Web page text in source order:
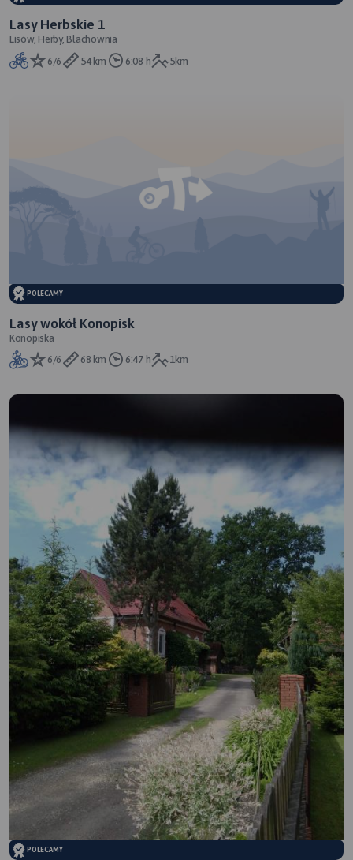
Lasy Herbskie 1
Lisów, Herby, Blachownia
6/6
54 km 6:08 h 5km
POLECAMY
Lasy wokół Konopisk
Konopiska
6/6
68 km 6:47 h 1km
POLECAMY